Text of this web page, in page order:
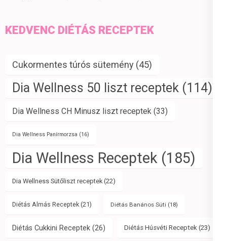
KEDVENC DIÉTÁS RECEPTEK
Cukormentes túrós sütemény (45)
Dia Wellness 50 liszt receptek (114)
Dia Wellness CH Minusz liszt receptek (33)
Dia Wellness Panírmorzsa (16)
Dia Wellness Receptek (185)
Dia Wellness Sütőliszt receptek (22)
Diétás Almás Receptek (21) Diétás Banános Süti (18)
Diétás Cukkini Receptek (26) Diétás Húsvéti Receptek (23)